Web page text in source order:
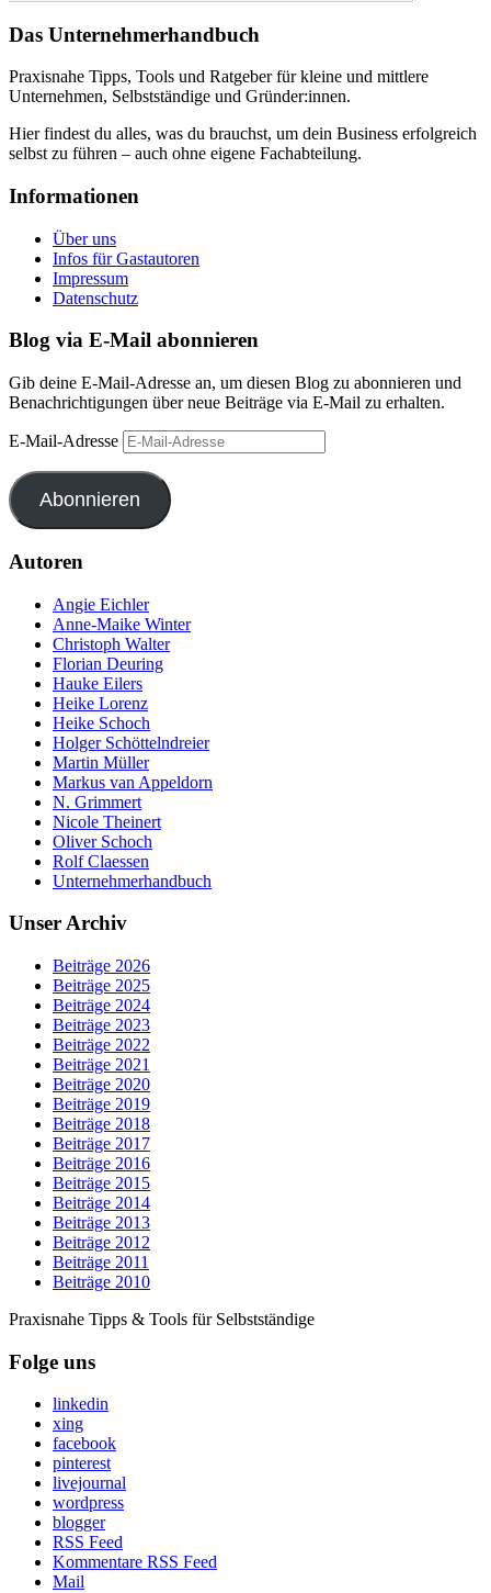
Das Unternehmerhandbuch
Praxisnahe Tipps, Tools und Ratgeber für kleine und mittlere
Unternehmen, Selbstständige und Gründer:innen.
Hier findest du alles, was du brauchst, um dein Business erfolgreich
selbst zu führen – auch ohne eigene Fachabteilung.
Informationen
Über uns
Infos für Gastautoren
Impressum
Datenschutz
Blog via E-Mail abonnieren
Gib deine E-Mail-Adresse an, um diesen Blog zu abonnieren und
Benachrichtigungen über neue Beiträge via E-Mail zu erhalten.
E-Mail-Adresse
Abonnieren
Autoren
Angie Eichler
Anne-Maike Winter
Christoph Walter
Florian Deuring
Hauke Eilers
Heike Lorenz
Heike Schoch
Holger Schöttelndreier
Martin Müller
Markus van Appeldorn
N. Grimmert
Nicole Theinert
Oliver Schoch
Rolf Claessen
Unternehmerhandbuch
Unser Archiv
Beiträge 2026
Beiträge 2025
Beiträge 2024
Beiträge 2023
Beiträge 2022
Beiträge 2021
Beiträge 2020
Beiträge 2019
Beiträge 2018
Beiträge 2017
Beiträge 2016
Beiträge 2015
Beiträge 2014
Beiträge 2013
Beiträge 2012
Beiträge 2011
Beiträge 2010
Praxisnahe Tipps & Tools für Selbstständige
Folge uns
linkedin
xing
facebook
pinterest
livejournal
wordpress
blogger
RSS Feed
Kommentare RSS Feed
Mail